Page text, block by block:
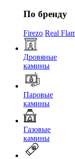
По бренду
Firezo Real
Дровяные
камины
Паровые
камины
Газовые
камины